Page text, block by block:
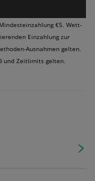
€5. Wett-
Einzahlung zur
Ausnahmen gelten.
und Zeitlimits gelten.